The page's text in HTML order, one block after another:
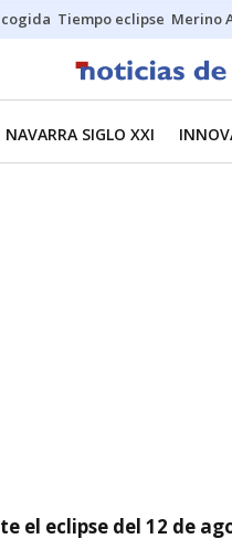
Tiempo eclipse Merino
NAVARRA SIGLO XXI
el eclipse del 12 de